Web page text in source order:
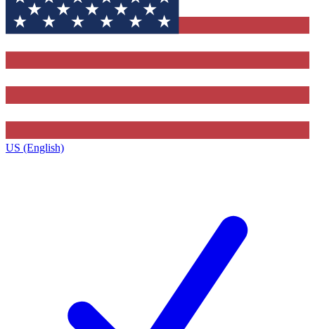
US (English)